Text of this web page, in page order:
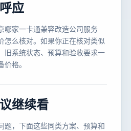
应
哪家一卡通兼容改造公司服务
怎么核对。如果你正在核对类似
旧系统状态、预算和验收要求一
格。
继续看
题，下面这些同类方案、预算和